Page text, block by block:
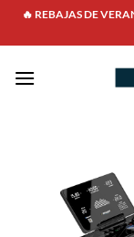
🔥 REBAJAS DE